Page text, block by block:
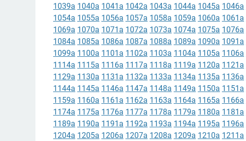
1039a 1040a 1041a 1042a 1043a 1044a 1045a 1046a
1054a 1055a 1056a 1057a 1058a 1059a 1060a 1061a
1069a 1070a 1071a 1072a 1073a 1074a 1075a 1076a
1084a 1085a 1086a 1087a 1088a 1089a 1090a 1091a
1099a 1100a 1101a 1102a 1103a 1104a 1105a 1106a
1114a 1115a 1116a 1117a 1118a 1119a 1120a 1121a
1129a 1130a 1131a 1132a 1133a 1134a 1135a 1136a
1144a 1145a 1146a 1147a 1148a 1149a 1150a 1151a
1159a 1160a 1161a 1162a 1163a 1164a 1165a 1166a
1174a 1175a 1176a 1177a 1178a 1179a 1180a 1181a
1189a 1190a 1191a 1192a 1193a 1194a 1195a 1196a
1204a 1205a 1206a 1207a 1208a 1209a 1210a 1211a